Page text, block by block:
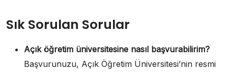
Sık Sorulan Sorular
Açık öğretim üniversitesine nasıl başvurabilirim?
Başvurunuzu, Açık Öğretim Üniversitesi’nin resmi